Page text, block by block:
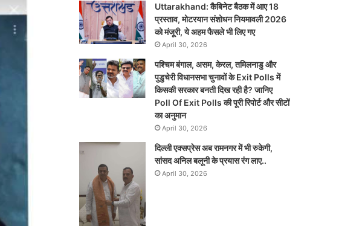
Uttarakhand: कैबिनेट बैठक में आए 18
प्रस्ताव, मोटरयान संशोधन नियमावली 2026
को मंजूरी, ये अहम फैसले भी लिए गए
April 30, 2026
पश्चिम बंगाल, असम, केरल, तमिलनाडु और
पुडुचेरी विधानसभा चुनावों के Exit Polls में
किसकी सरकार बनती दिख रही है? जानिए
Poll Of Exit Polls की पूरी रिपोर्ट और सीटों
का अनुमान
April 30, 2026
दिल्ली एक्सप्रेस अब रामनगर में भी रुकेगी,
सांसद अनिल बलूनी के प्रयास रंग लाए..
April 30, 2026